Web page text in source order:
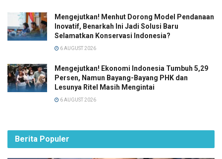
Mengejutkan! Menhut Dorong Model Pendanaan
Inovatif, Benarkah Ini Jadi Solusi Baru
Selamatkan Konservasi Indonesia?
6 AUGUST 2026
Mengejutkan! Ekonomi Indonesia Tumbuh 5,29
Persen, Namun Bayang-Bayang PHK dan
Lesunya Ritel Masih Mengintai
6 AUGUST 2026
Berita Populer